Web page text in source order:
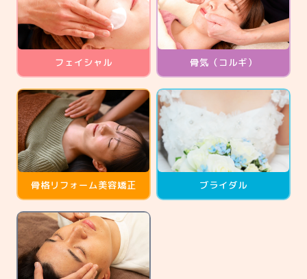
フェイシャル 骨気（コルギ）
骨格リフォーム美容矯正 ブライダル